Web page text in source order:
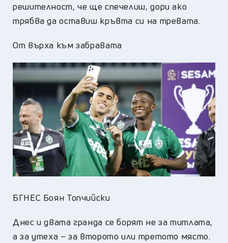
решителност, че ще спечелиш, дори ако
трябва да оставиш кръвта си на тревата.
От върха към забравата
БГНЕС Боян Топчийски
Днес и двата гранда се борят не за титлата,
а за утеха – за второто или третото място.